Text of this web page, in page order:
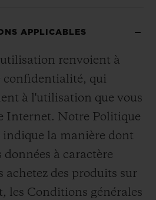
APPLICABLES
renvoient à
confidentialité, qui
à l'utilisation que vous
Internet. Notre Politique
la manière dont
à caractère
achetez des produits sur
les Conditions générales